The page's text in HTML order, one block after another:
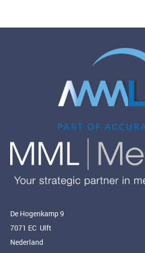
De Hogenkamp 9
7071 EC Ulft
Nederland